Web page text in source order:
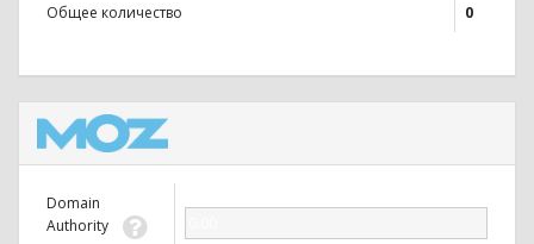
Общее количество
0
Domain
Authority